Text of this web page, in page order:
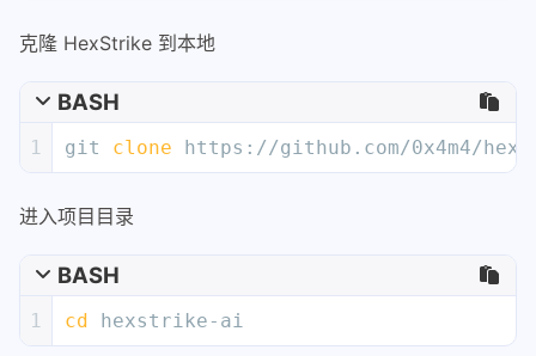
克隆 HexStrike 到本地
BASH
1 git clone https://github.com/0x4m4/
进入项目目录
BASH
1 cd hexstrike-ai